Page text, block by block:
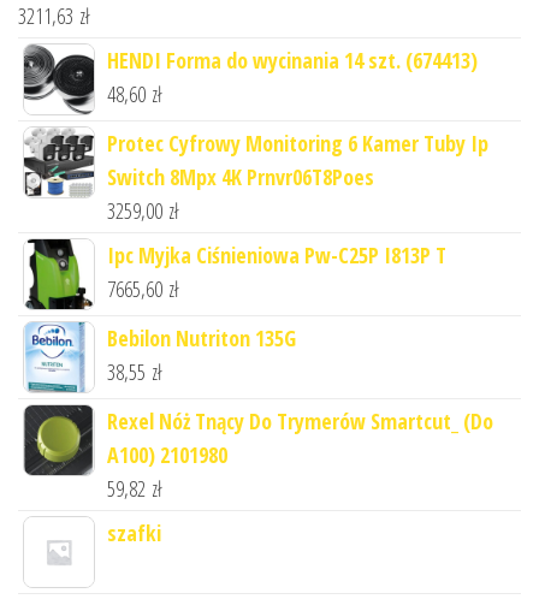
3211,63 zł
HENDI Forma do wycinania 14 szt. (674413)
48,60 zł
Protec Cyfrowy Monitoring 6 Kamer Tuby Ip
Switch 8Mpx 4K Prnvr06T8Poes
3259,00 zł
Ipc Myjka Ciśnieniowa Pw-C25P I813P T
7665,60 zł
Bebilon Nutriton 135G
38,55 zł
Rexel Nóż Tnący Do Trymerów Smartcut_ (Do
A100) 2101980
59,82 zł
szafki